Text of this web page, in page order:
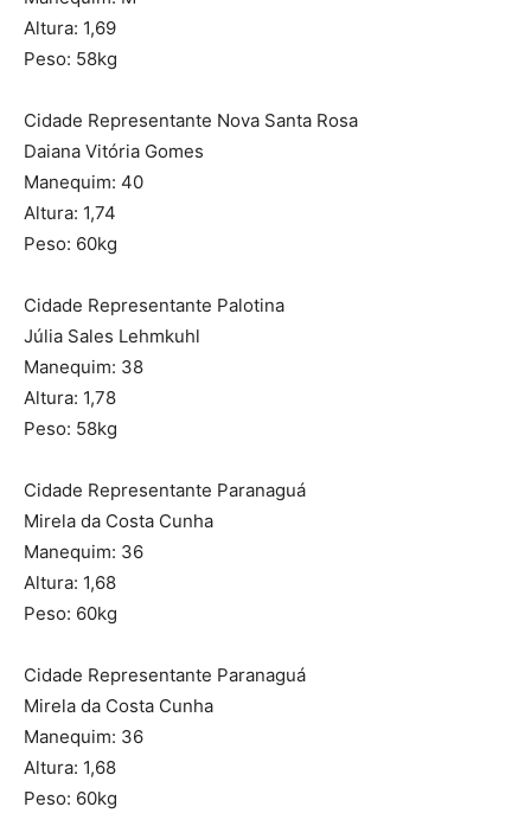
Altura: 1,69
Peso: 58kg
Cidade Representante Nova Santa Rosa
Daiana Vitória Gomes
Manequim: 40
Altura: 1,74
Peso: 60kg
Cidade Representante Palotina
Júlia Sales Lehmkuhl
Manequim: 38
Altura: 1,78
Peso: 58kg
Cidade Representante Paranaguá
Mirela da Costa Cunha
Manequim: 36
Altura: 1,68
Peso: 60kg
Cidade Representante Paranaguá
Mirela da Costa Cunha
Manequim: 36
Altura: 1,68
Peso: 60kg